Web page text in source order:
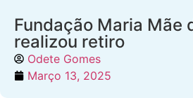
Fundação Maria Mãe
realizou retiro
Odete Gomes
Março 13, 2025